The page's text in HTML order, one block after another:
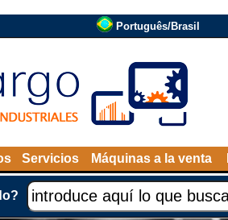
Português/Brasil
Servicios Máquinas a la venta